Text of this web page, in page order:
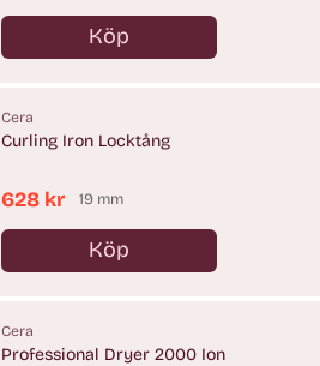
pris
Köp
Antal
Cera
Curling Iron Locktång
628 kr 19 mm
Köp
Antal
Cera
Professional Dryer 2000 Ion